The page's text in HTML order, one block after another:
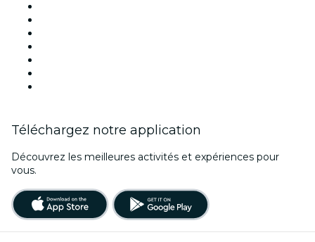
Téléchargez notre application
Découvrez les meilleures activités et expériences pour
vous.